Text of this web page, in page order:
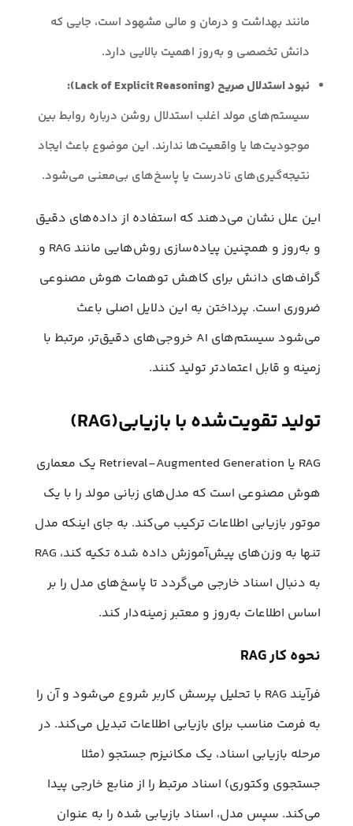
مانند بهداشت و درمان و مالی مشهود است، جایی که
دانش تخصصی و به‌روز اهمیت بالایی دارد.
نبود استدلال صریح (Lack of Explicit Reasoning):
سیستم‌های مولد اغلب استدلال روشن درباره روابط بین
موجودیت‌ها یا واقعیت‌ها ندارند. این موضوع باعث ایجاد
نتیجه‌گیری‌های نادرست یا پاسخ‌های بی‌معنی می‌شود.
این علل نشان می‌دهند که استفاده از داده‌های دقیق
و به‌روز و همچنین پیاده‌سازی روش‌هایی مانند RAG و
گراف‌های دانش برای کاهش توهمات هوش مصنوعی
ضروری است. پرداختن به این دلایل اصلی باعث
می‌شود سیستم‌های AI خروجی‌های دقیق‌تر، مرتبط با
زمینه و قابل اعتمادتر تولید کنند.
تولید تقویت‌شده با بازیابی(RAG)
RAG یا Retrieval-Augmented Generation یک معماری
هوش مصنوعی است که مدل‌های زبانی مولد را با یک
موتور بازیابی اطلاعات ترکیب می‌کند. به جای اینکه مدل
تنها به وزن‌های پیش‌آموزش داده شده تکیه کند، RAG
به دنبال اسناد خارجی می‌گردد تا پاسخ‌های مدل را بر
اساس اطلاعات به‌روز و معتبر زمینه‌دار کند.
نحوه کار RAG
فرآیند RAG با تحلیل پرسش کاربر شروع می‌شود و آن را
به فرمت مناسب برای بازیابی اطلاعات تبدیل می‌کند. در
مرحله بازیابی اسناد، یک مکانیزم جستجو (مثلا
جستجوی وکتوری) اسناد مرتبط را از منابع خارجی پیدا
می‌کند. سپس مدل، اسناد بازیابی شده را به عنوان